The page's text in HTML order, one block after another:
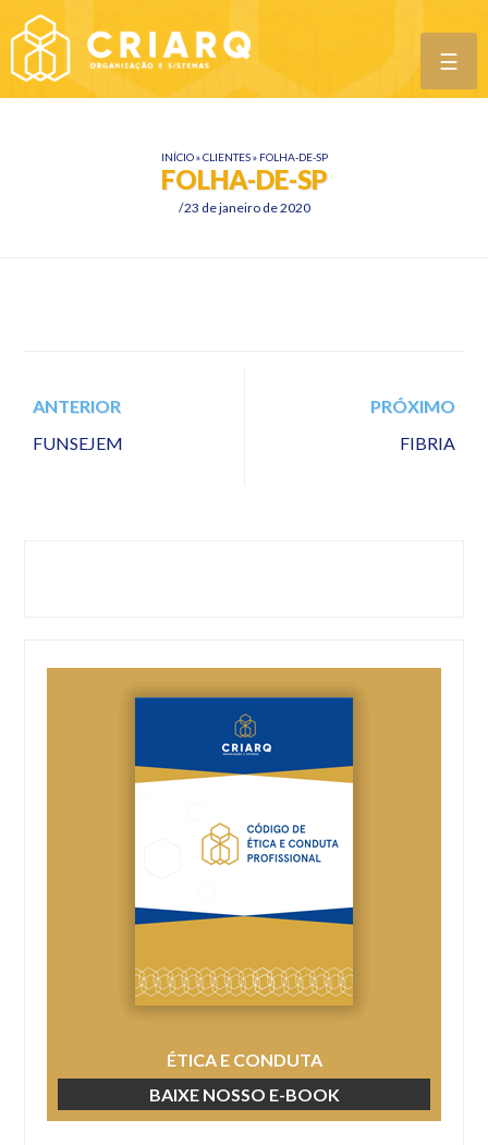
☰
INÍCIO»CLIENTES» FOLHA-DE-SP
FOLHA-DE-SP
23 de janeiro de 2020
ANTERIOR
FUNSEJEM
PRÓXIMO
FIBRIA
ÉTICA E CONDUTA
BAIXE NOSSO E-BOOK